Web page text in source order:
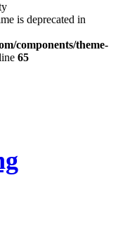
is deprecated in
components/theme-
65